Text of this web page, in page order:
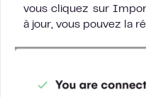
vous cliquez sur
à jour, vous pouvez la